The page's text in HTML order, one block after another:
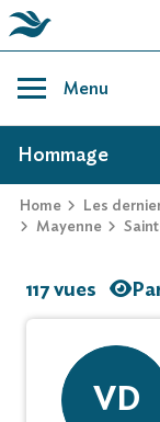
content
Menu
AVIS DE
Home Les
Mayenne
Hommage
117 vues
VD